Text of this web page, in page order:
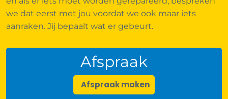
we dat eerst met jou voordat we ook maar iets
aanraken. Jij bepaalt wat er gebeurt.
Afspraak
Afspraak maken